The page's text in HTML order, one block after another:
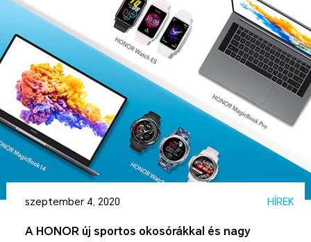
szeptember 4, 2020 HÍREK
A HONOR új sportos okosórákkal és nagy